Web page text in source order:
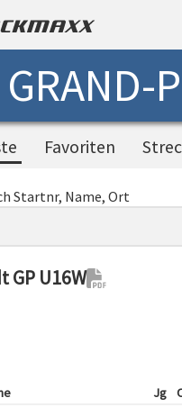
Favoriten
Startnr, Name, Ort
GP U16W
Jg